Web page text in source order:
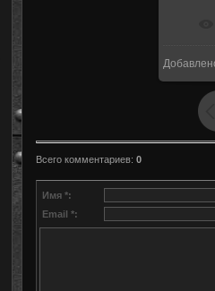
Всего комментариев: 0
Имя *:
Email *: